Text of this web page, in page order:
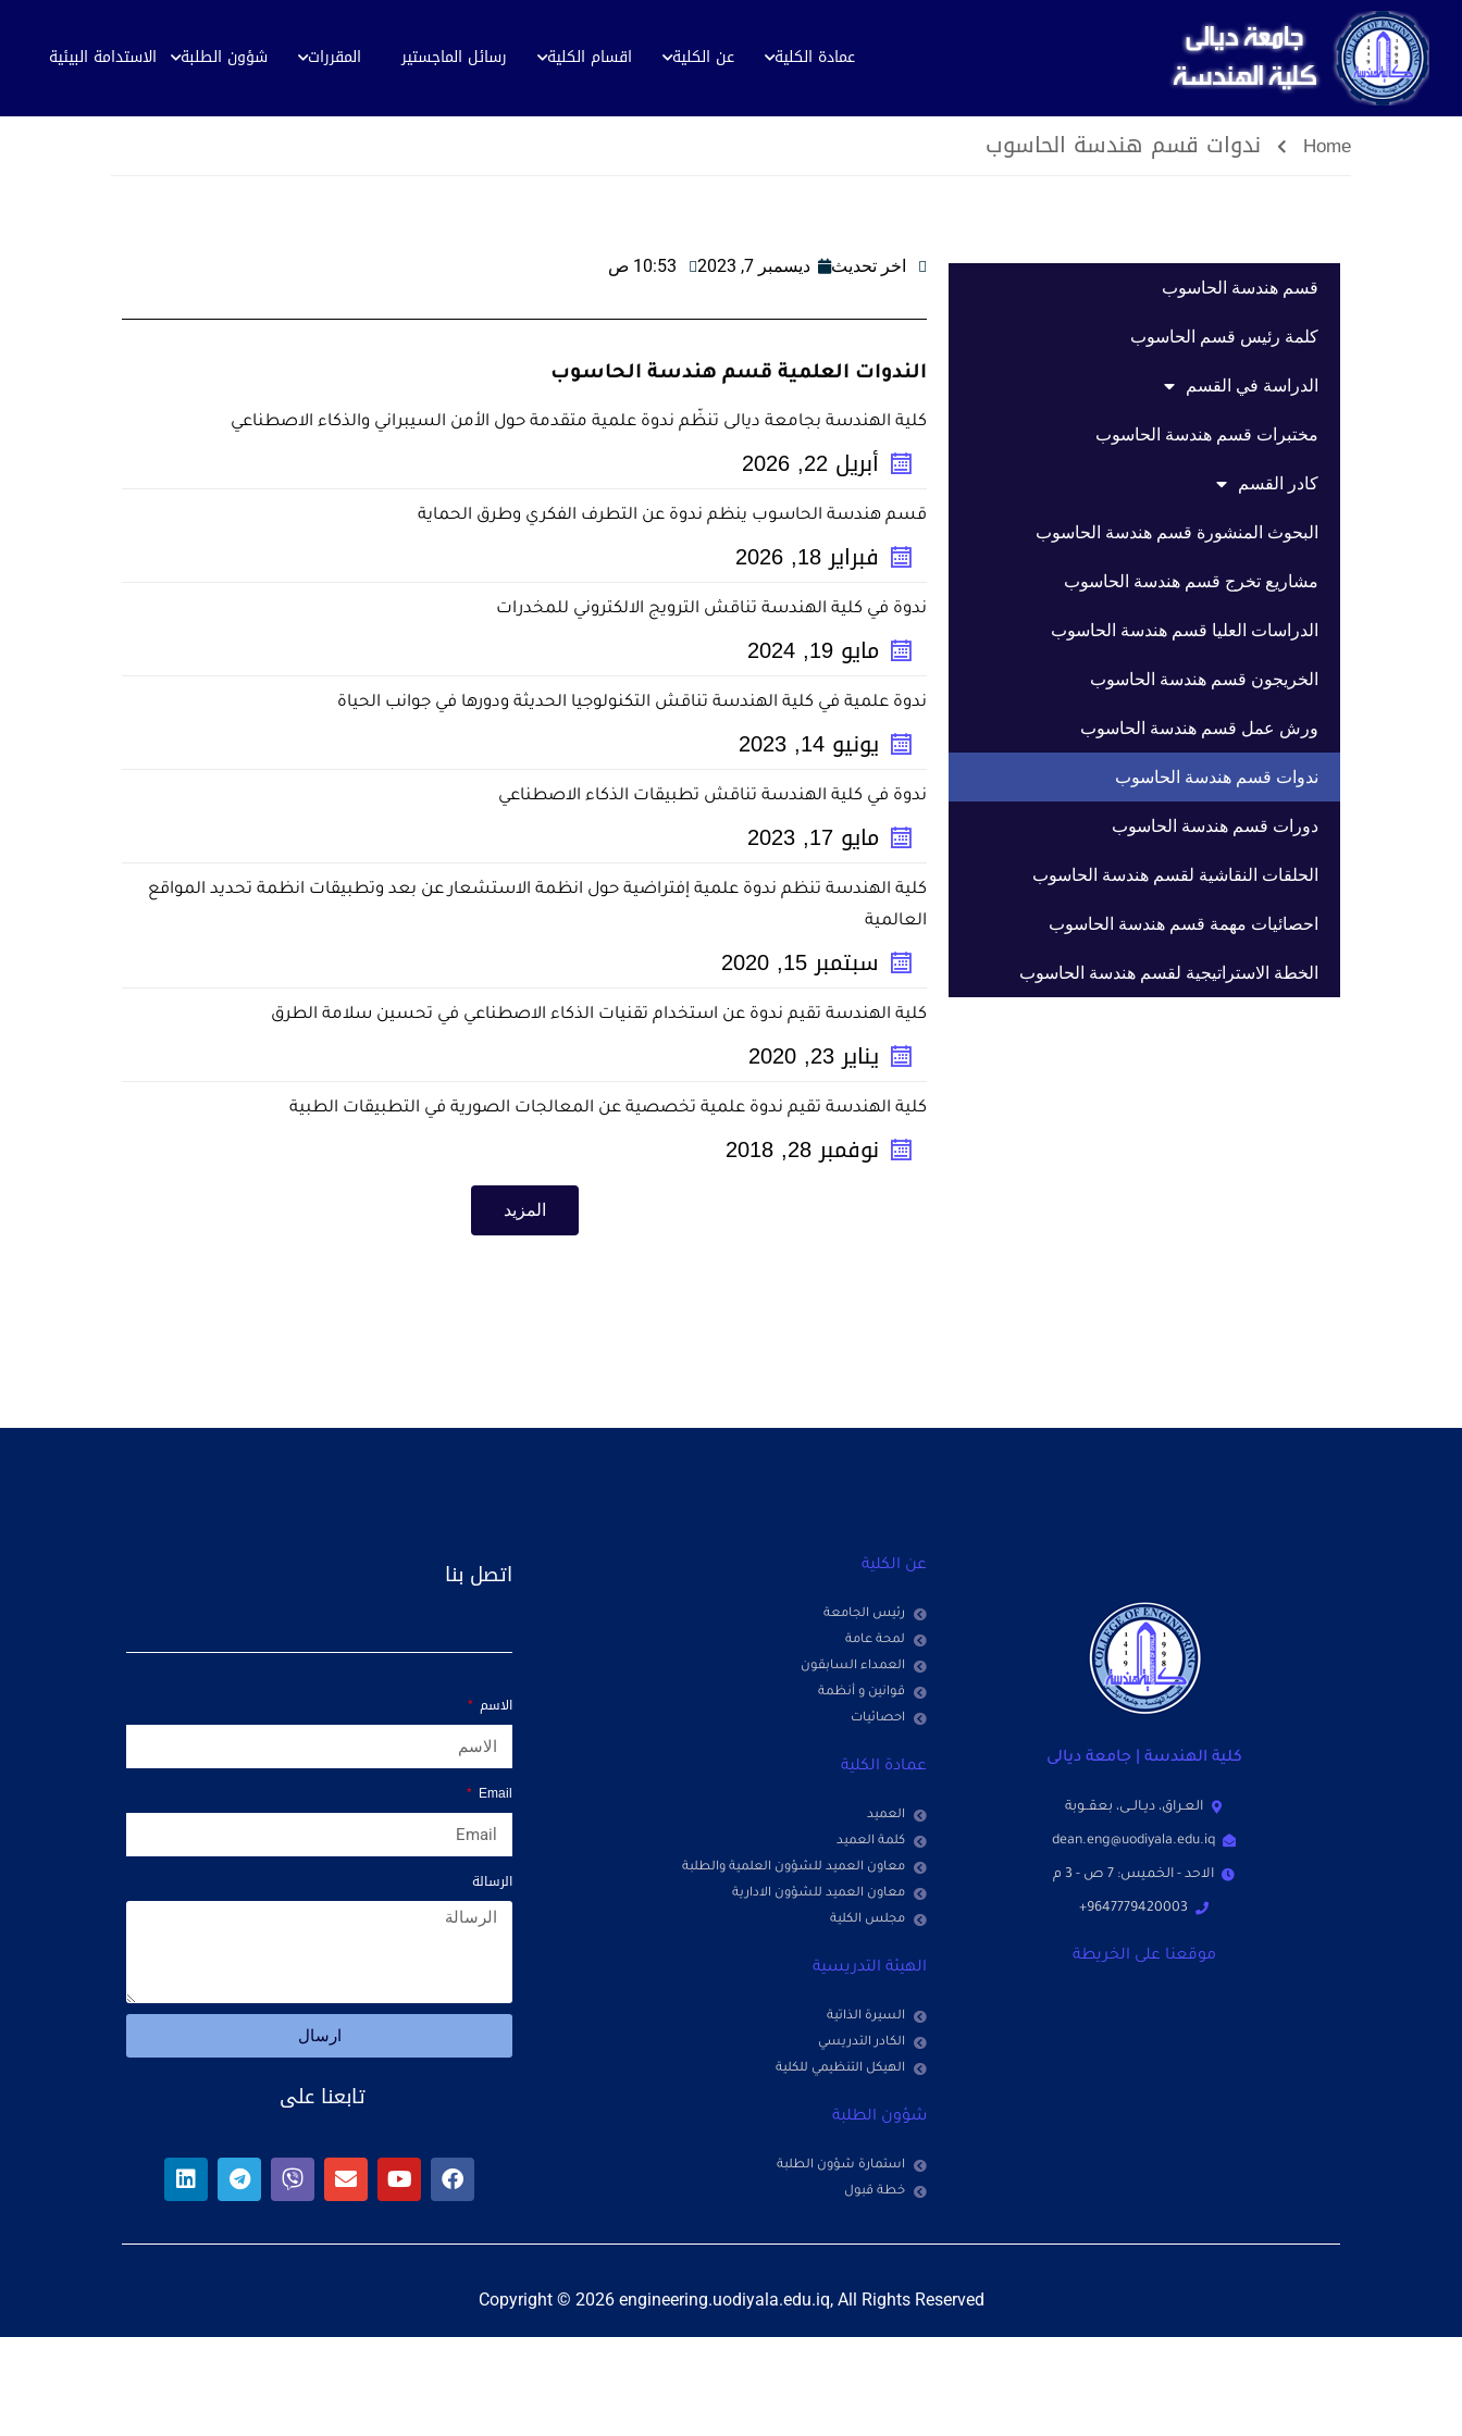
عمادة الكلية عن الكلية اقسام الكلية رسائل الماجستير المقررات شؤون الطلبة الاستدامة البيئية
Home ندوات قسم هندسة الحاسوب
قسم هندسة الحاسوب
كلمة رئيس قسم الحاسوب
الدراسة في القسم
مختبرات قسم هندسة الحاسوب
كادر القسم
البحوث المنشورة قسم هندسة الحاسوب
مشاريع تخرج قسم هندسة الحاسوب
الدراسات العليا قسم هندسة الحاسوب
الخريجون قسم هندسة الحاسوب
ورش عمل قسم هندسة الحاسوب
ندوات قسم هندسة الحاسوب
دورات قسم هندسة الحاسوب
الحلقات النقاشية لقسم هندسة الحاسوب
احصائيات مهمة قسم هندسة الحاسوب
الخطة الاستراتيجية لقسم هندسة الحاسوب
اخر تحديث ديسمبر 7, 2023 10:53 ص
الندوات العلمية قسم هندسة الحاسوب
كلية الهندسة بجامعة ديالى تنظّم ندوة علمية متقدمة حول الأمن السيبراني والذكاء الاصطناعي
أبريل 22
,
2026
قسم هندسة الحاسوب ينظم ندوة عن التطرف الفكري وطرق الحماية
فبراير18
,
2026
ندوة في كلية الهندسة تناقش الترويج الالكتروني للمخدرات
مايو 19
,
2024
ندوة علمية في كلية الهندسة تناقش التكنولوجيا الحديثة ودورها في جوانب الحياة
يونيو 14
,
2023
ندوة في كلية الهندسة تناقش تطبيقات الذكاء الاصطناعي
مايو 17
,
2023
كلية الهندسة تنظم ندوة علمية إفتراضية حول انظمة الاستشعار عن بعد وتطبيقات انظمة تحديد المواقع
العالمية
سبتمبر15
,
2020
كلية الهندسة تقيم ندوة عن استخدام تقنيات الذكاء الاصطناعي في تحسين سلامة الطرق
يناير23
,
2020
كلية الهندسة تقيم ندوة علمية تخصصية عن المعالجات الصورية في التطبيقات الطبية
نوفمبر28
,
2018
المزيد
كلية الهندسة | جامعة ديالى
العـراق، ديـالــى، بعقــوبة
dean.eng@uodiyala.edu.iq
الاحد - الخميس: 7 ص - 3 م
9647779420003+
موقعنا على الخريطة
عن الكلية
رئيس الجامعة
لمحة عامة
العمداء السابقون
قوانين و أنظمة
احصائيات
عمادة الكلية
العميد
كلمة العميد
معاون العميد للشؤون العلمية والطلبة
معاون العميد للشؤون الادارية
مجلس الكلية
الهيئة التدريسية
السيرة الذاتية
الكادر التدريسي
الهيكل التنظيمي للكلية
شؤون الطلبة
استمارة شؤون الطلبة
خطة قبول
اتصل بنا
الاسم
Email
الرسالة
ارسال
تابعنا على
Copyright © 2026 engineering.uodiyala.edu.iq, All Rights Reserved